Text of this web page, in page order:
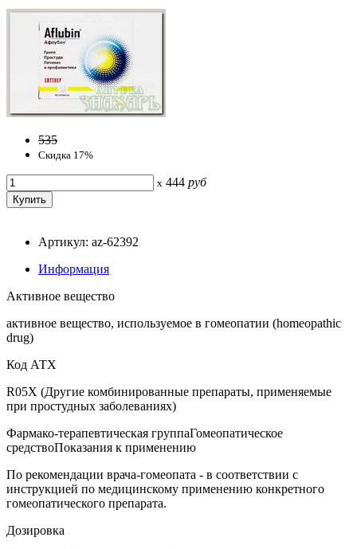
535
Скидка 17%
x 444 руб
Артикул: az-62392
Информация
Активное вещество
активное вещество, используемое в гомеопатии (homeopathic
drug)
Код АТХ
R05X (Другие комбинированные препараты, применяемые
при простудных заболеваниях)
Фармако-терапевтическая группаГомеопатическое
средствоПоказания к применению
По рекомендации врача-гомеопата - в соответствии с
инструкцией по медицинскому применению конкретного
гомеопатического препарата.
Дозировка